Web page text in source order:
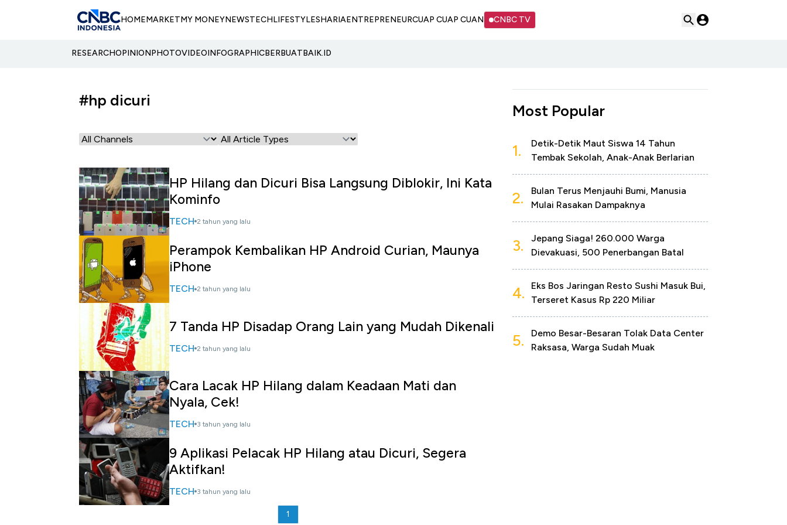
HOMEMARKETMY MONEYNEWSTECHLIFESTYLESHARIAENTREPRENEURCUAP CUAP CUAN CNBC TV
RESEARCHOPINIONPHOTOVIDEOINFOGRAPHICBERBUATBAIK.ID
#hp dicuri
HP Hilang dan Dicuri Bisa Langsung Diblokir, Ini Kata
Kominfo
TECH 2 tahun yang lalu
Perampok Kembalikan HP Android Curian, Maunya
iPhone
TECH 2 tahun yang lalu
7 Tanda HP Disadap Orang Lain yang Mudah Dikenali
TECH 2 tahun yang lalu
Cara Lacak HP Hilang dalam Keadaan Mati dan
Nyala, Cek!
TECH 3 tahun yang lalu
9 Aplikasi Pelacak HP Hilang atau Dicuri, Segera
Aktifkan!
TECH 3 tahun yang lalu
1
Most Popular
1.
Detik-Detik Maut Siswa 14 Tahun
Tembak Sekolah, Anak-Anak Berlarian
2.
Bulan Terus Menjauhi Bumi, Manusia
Mulai Rasakan Dampaknya
3.
Jepang Siaga! 260.000 Warga
Dievakuasi, 500 Penerbangan Batal
4.
Eks Bos Jaringan Resto Sushi Masuk Bui,
Terseret Kasus Rp 220 Miliar
5.
Demo Besar-Besaran Tolak Data Center
Raksasa, Warga Sudah Muak